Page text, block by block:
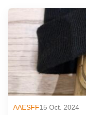
AAESFF15 Oct. 2024